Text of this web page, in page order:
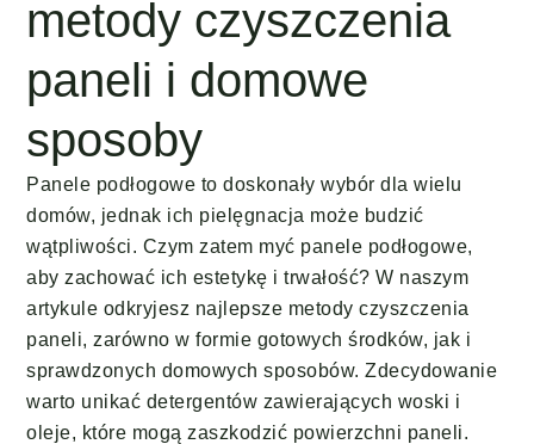
metody czyszczenia
paneli i domowe
sposoby
Panele podłogowe to doskonały wybór dla wielu
domów, jednak ich pielęgnacja może budzić
wątpliwości. Czym zatem myć panele podłogowe,
aby zachować ich estetykę i trwałość? W naszym
artykule odkryjesz najlepsze metody czyszczenia
paneli, zarówno w formie gotowych środków, jak i
sprawdzonych domowych sposobów. Zdecydowanie
warto unikać detergentów zawierających woski i
oleje, które mogą zaszkodzić powierzchni paneli.